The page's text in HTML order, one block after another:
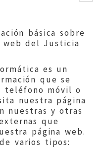
básica sobre
web del Justicia
es un
que se
teléfono móvil o
nuestra página
nuestras y otras
que
página web.
varios tipos: